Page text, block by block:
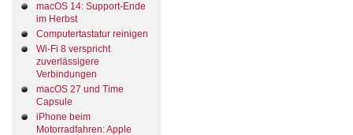
macOS 14: Support-Ende
im Herbst
Computertastatur reinigen
Wi-Fi 8 verspricht
zuverlässigere
Verbindungen
macOS 27 und Time
Capsule
iPhone beim
Motorradfahren: Apple